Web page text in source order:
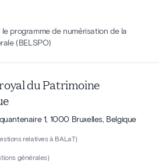
programme de numérisation de la
(BELSPO)
du Patrimoine
1, 1000 Bruxelles, Belgique
relatives à BALaT)
générales)